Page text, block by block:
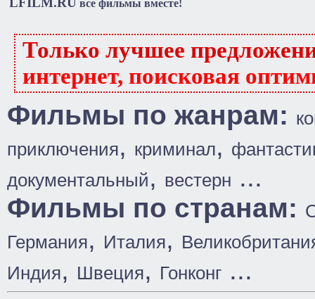
все фильмы вместе!
Только лучшее
интернет, поисковая
Фильмы по жанрам:
приключения, криминал,
документальный, вестерн ...
Фильмы по странам:
Германия, Италия,
Индия, Швеция, Гонконг ...